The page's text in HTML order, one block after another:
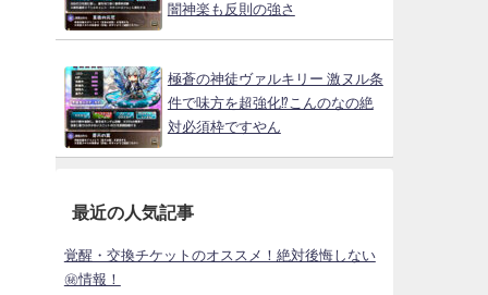
闇神楽も反則の強さ
極蒼の神徒ヴァルキリー 激ヌル条
件で味方を超強化⁉こんのなの絶
対必須枠ですやん
最近の人気記事
覚醒・交換チケットのオススメ！絶対後悔しない
㊙情報！